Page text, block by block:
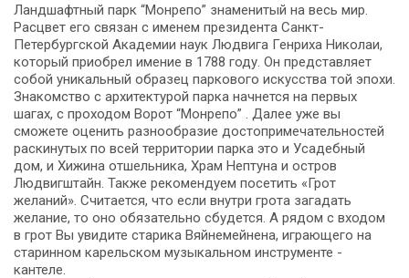
Ландшафтный парк “Монрепо” знаменитый на весь мир.
Расцвет его связан с именем президента Санкт-
Петербургской Академии наук Людвига Генриха Николаи,
который приобрел имение в 1788 году. Он представляет
собой уникальный образец паркового искусства той эпохи.
Знакомство с архитектурой парка начнется на первых
шагах, с проходом Ворот “Монрепо” . Далее уже вы
сможете оценить разнообразие достопримечательностей
раскинутых по всей территории парка это и Усадебный
дом, и Хижина отшельника, Храм Нептуна и остров
Людвигштайн. Также рекомендуем посетить «Грот
желаний». Считается, что если внутри грота загадать
желание, то оно обязательно сбудется. А рядом с входом
в грот Вы увидите старика Вяйнемейнена, играющего на
старинном карельском музыкальном инструменте -
кантеле.